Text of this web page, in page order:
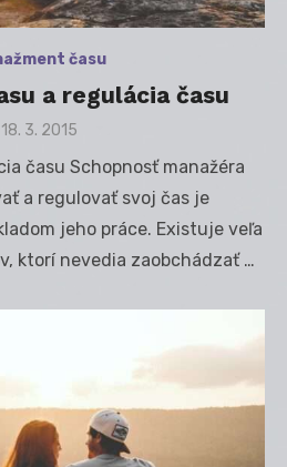
času
a regulácia času
Posted
18. 3. 2015
času Schopnosť manažéra
a regulovať svoj čas je
jeho práce. Existuje veľa
ktorí nevedia zaobchádzať …